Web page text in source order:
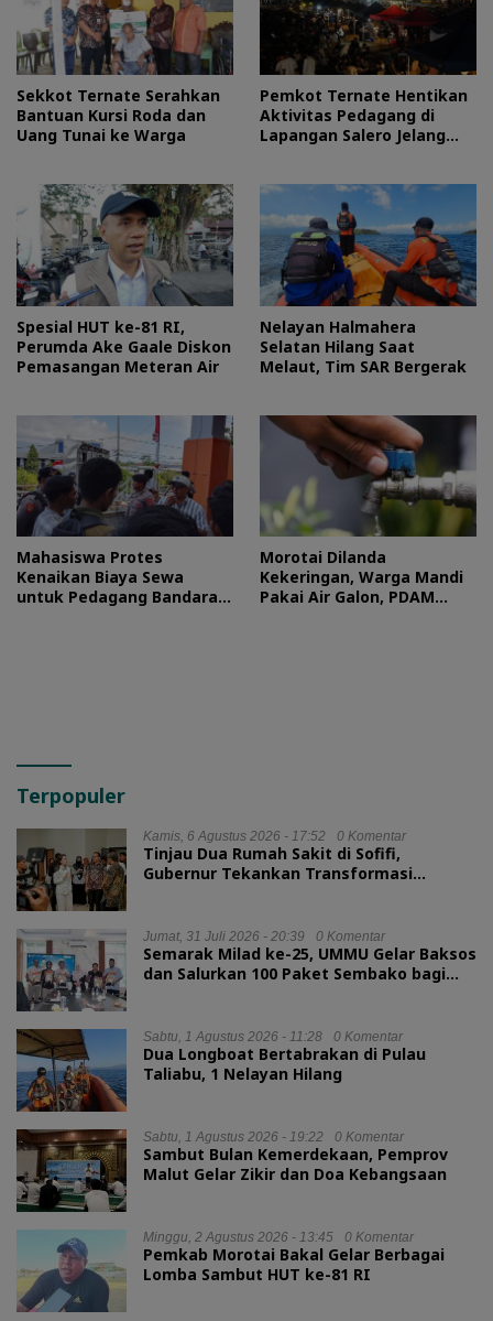
Sekkot Ternate Serahkan
Bantuan Kursi Roda dan
Uang Tunai ke Warga
Pemkot Ternate Hentikan
Aktivitas Pedagang di
Lapangan Salero Jelang
Spesial HUT ke-81 RI,
Perumda Ake Gaale Diskon
Pemasangan Meteran Air
Nelayan Halmahera
Selatan Hilang Saat
Melaut, Tim SAR Bergerak
Mahasiswa Protes
Kenaikan Biaya Sewa
untuk Pedagang Bandara
Morotai Dilanda
Kekeringan, Warga Mandi
Pakai Air Galon, PDAM
Terpopuler
Kamis, 6 Agustus 2026 - 17:52 0 Komentar
Tinjau Dua Rumah Sakit di Sofifi,
Gubernur Tekankan Transformasi
Jumat, 31 Juli 2026 - 20:39 0 Komentar
Semarak Milad ke-25, UMMU Gelar Baksos
dan Salurkan 100 Paket Sembako bagi
Sabtu, 1 Agustus 2026 - 11:28 0 Komentar
Dua Longboat Bertabrakan di Pulau
Taliabu, 1 Nelayan Hilang
Sabtu, 1 Agustus 2026 - 19:22 0 Komentar
Sambut Bulan Kemerdekaan, Pemprov
Malut Gelar Zikir dan Doa Kebangsaan
Minggu, 2 Agustus 2026 - 13:45 0 Komentar
Pemkab Morotai Bakal Gelar Berbagai
Lomba Sambut HUT ke-81 RI